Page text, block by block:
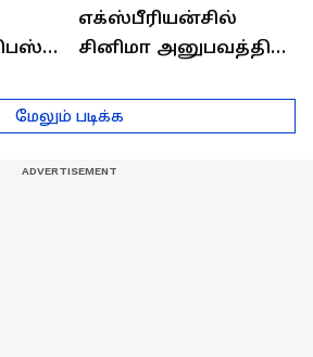
எக்ஸ்பீரியன்சில்
சினிமா அனுபவத்தில்
மேலும் படிக்க